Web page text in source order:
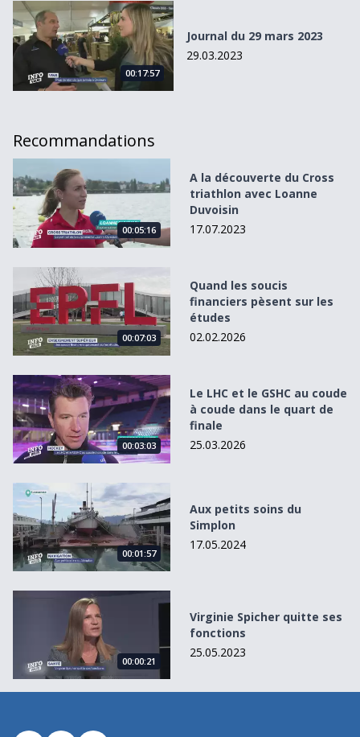
Journal du 29 mars 2023
00:17:57
Journal du 29 mars 2023
29.03.2023
Recommandations
A la découverte du Cross triathlon avec Loanne Duvoisin
00:05:16
A la découverte du Cross
triathlon avec Loanne
Duvoisin
17.07.2023
Quand les soucis financiers pèsent sur les études
00:07:03
Quand les soucis
financiers pèsent sur les
études
02.02.2026
Le LHC et le GSHC au coude à coude dans le quart de
00:03:03
Le LHC et le GSHC au coude
à coude dans le quart de
finale
25.03.2026
Aux petits soins du Simplon
00:01:57
Aux petits soins du
Simplon
17.05.2024
Virginie Spicher quitte ses fonctions
00:00:21
Virginie Spicher quitte ses
fonctions
25.05.2023